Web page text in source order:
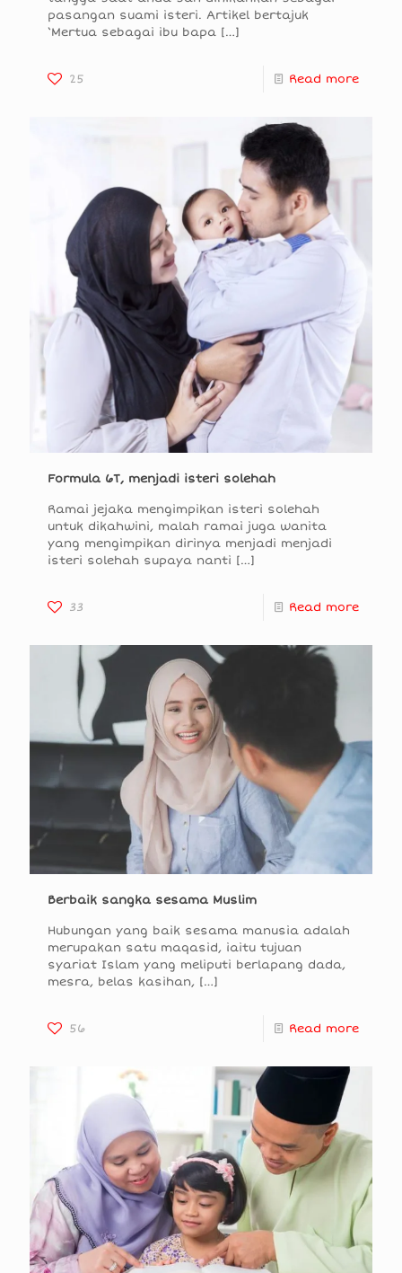
pasangan suami isteri. Artikel bertajuk
‘Mertua sebagai ibu bapa […]
25 Read more
Formula 6T, menjadi isteri solehah
Ramai jejaka mengimpikan isteri solehah
untuk dikahwini, malah ramai juga wanita
yang mengimpikan dirinya menjadi menjadi
isteri solehah supaya nanti […]
33 Read more
Berbaik sangka sesama Muslim
Hubungan yang baik sesama manusia adalah
merupakan satu maqasid, iaitu tujuan
syariat Islam yang meliputi berlapang dada,
mesra, belas kasihan, […]
56 Read more